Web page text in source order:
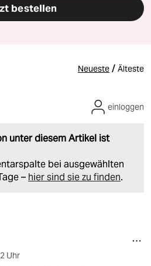
bestellen
Neueste / Älteste
unter diesem Artikel ist
bei ausgewählten
– hier sind sie zu finden.
einloggen
Uhr